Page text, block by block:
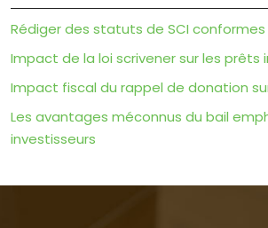
Rédiger des statuts de SCI conformes
Impact de la loi scrivener sur les prêts
Impact fiscal du rappel de donation
Les avantages méconnus du bail
investisseurs